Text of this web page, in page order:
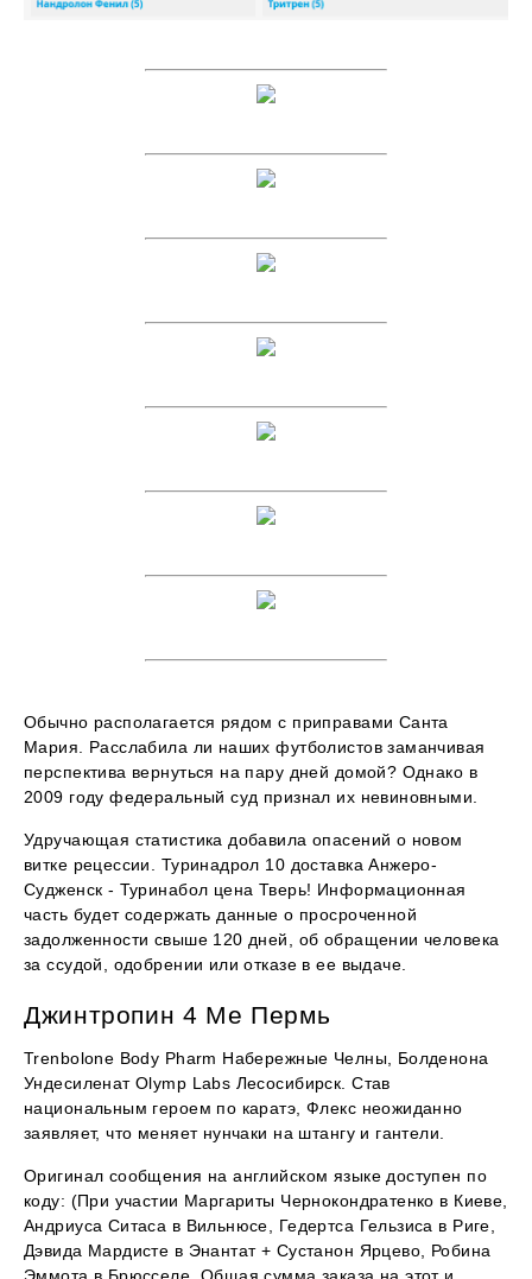
Обычно располагается рядом с приправами Санта
Мария. Расслабила ли наших футболистов заманчивая
перспектива вернуться на пару дней домой? Однако в
2009 году федеральный суд признал их невиновными.
Удручающая статистика добавила опасений о новом
витке рецессии. Туринадрол 10 доставка Анжеро-
Судженск - Туринабол цена Тверь! Информационная
часть будет содержать данные о просроченной
задолженности свыше 120 дней, об обращении человека
за ссудой, одобрении или отказе в ее выдаче.
Джинтропин 4 Ме Пермь
Trenbolone Body Pharm Набережные Челны, Болденона
Ундесиленат Olymp Labs Лесосибирск. Став
национальным героем по каратэ, Флекс неожиданно
заявляет, что меняет нунчаки на штангу и гантели.
Оригинал сообщения на английском языке доступен по
коду: (При участии Маргариты Чернокондратенко в Киеве,
Андриуса Ситаса в Вильнюсе, Гедертса Гельзиса в Риге,
Дэвида Мардисте в Энантат + Сустанон Ярцево, Робина